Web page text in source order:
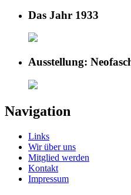
Das Jahr 1933
Ausstellung:
Navigation
Links
Wir über uns
Mitglied werden
Kontakt
Impressum